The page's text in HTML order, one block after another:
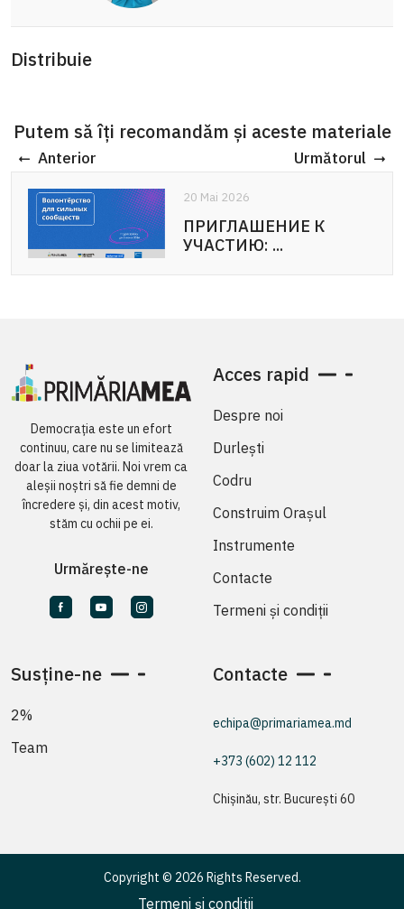
Distribuie
Putem să îți recomandăm și aceste materiale
Anterior Următorul
20 Mai 2026
ПРИГЛАШЕНИЕ К
УЧАСТИЮ: ...
20 Mai 2026
APEL DE PARTICIPARE:
Voluntariat pentru ...
Democrația este un efort
continuu, care nu se limitează
doar la ziua votării. Noi vrem ca
aleșii noștri să fie demni de
încredere și, din acest motiv,
stăm cu ochii pe ei.
Urmărește-ne
Acces rapid
Despre noi
Durlești
Codru
Construim Orașul
Instrumente
Contacte
Termeni și condiții
Susține-ne
2%
Team
Contacte
echipa@primariamea.md
+373 (602) 12 112
Chișinău, str. București 60
Copyright © 2026 Rights Reserved.
Termeni și condiții